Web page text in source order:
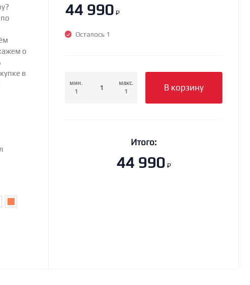
о
в
44 990 ₽
Осталось 1
мин.
1
макс.
1
В корзину
Итого:
44 990 ₽